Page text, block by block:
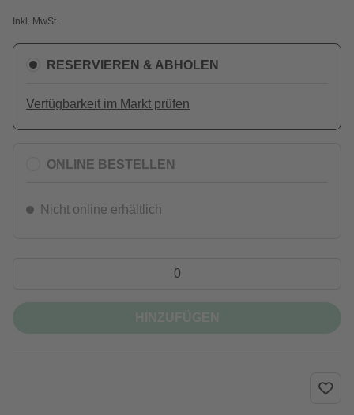
Inkl. MwSt.
RESERVIEREN & ABHOLEN
Verfügbarkeit im Markt prüfen
ONLINE BESTELLEN
Nicht online erhältlich